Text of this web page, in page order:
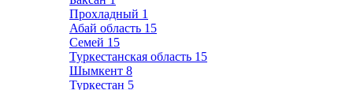
Прохладный 1
Абай область 15
Семей 15
Туркестанская область 15
Шымкент 8
Туркестан 5